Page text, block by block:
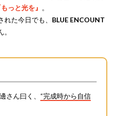
もっと光を』 。
た今日でも、 BLUE ENCOUNT
さん曰く、 “完成時から自信